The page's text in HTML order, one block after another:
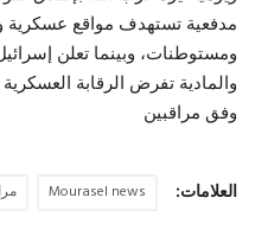
مدفعية تستهدف مواقع عسكرية
ومستوطنات، وبينما تعلن
والمادية تفرض الرقابة
وفق مراقبين
العلامات: Mourasel news